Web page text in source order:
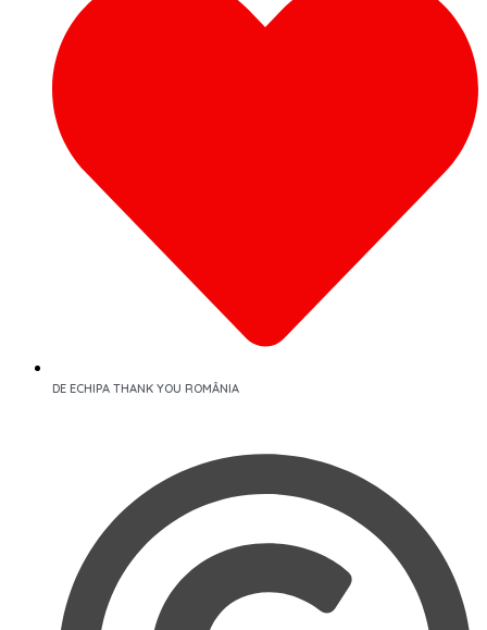
DE ECHIPA THANK YOU ROMÂNIA